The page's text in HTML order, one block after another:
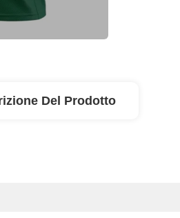
Del Prodotto